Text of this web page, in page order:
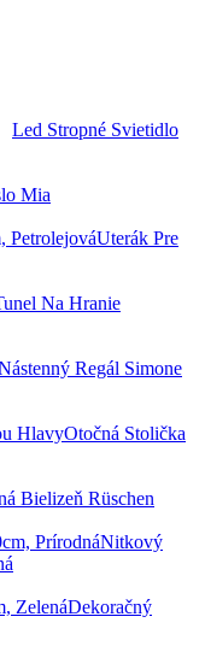
Led Stropné Svietidlo
Mia
Uterák Pre
Na Hranie
Regál Simone
Otočná Stolička
Bielizeň Rüschen
Nitkový
Dekoračný